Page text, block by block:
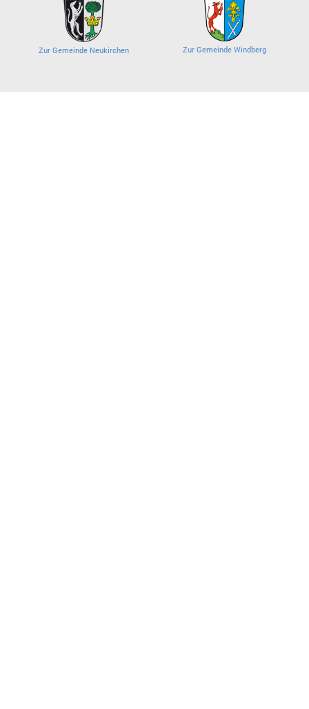
Zur Gemeinde Neukirchen Zur Gemeinde Windberg